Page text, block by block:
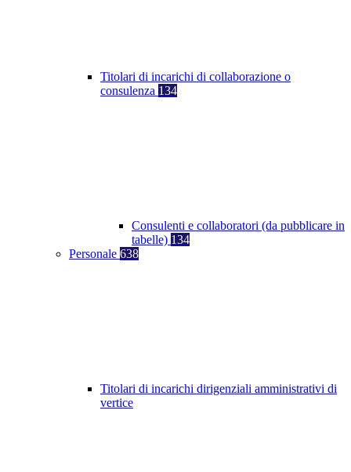
Titolari di incarichi di collaborazione o
consulenza 134
Consulenti e collaboratori (da pubblicare in
tabelle) 134
Personale 638
Titolari di incarichi dirigenziali amministrativi di
vertice